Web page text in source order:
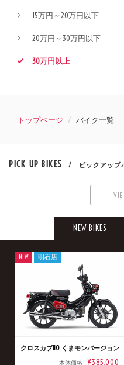
15万円～20万円以下
20万円～30万円以下
30万円以上
トップページ バイク一覧
PICK UP BIKES / ピックアップ
NEW BIKES
クロスカブ110 くまモンバージョン
本体価格 ¥385,000
NEW 明石店